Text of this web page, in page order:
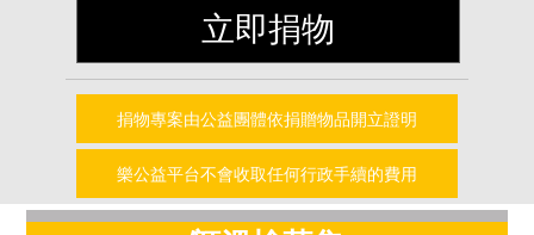
立即捐物
捐物專案由公益團體依捐贈物品開立證明
樂公益平台不會收取任何行政手續的費用